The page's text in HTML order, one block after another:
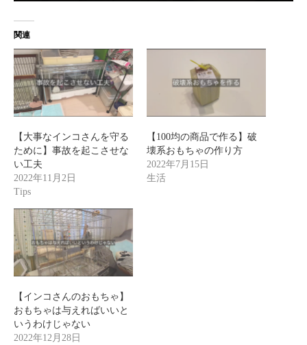
関連
【大事なインコさんを守る
ために】事故を起こさせな
い工夫
2022年11月2日
Tips
【100均の商品で作る】破
壊系おもちゃの作り方
2022年7月15日
生活
【インコさんのおもちゃ】
おもちゃは与えればいいと
いうわけじゃない
2022年12月28日